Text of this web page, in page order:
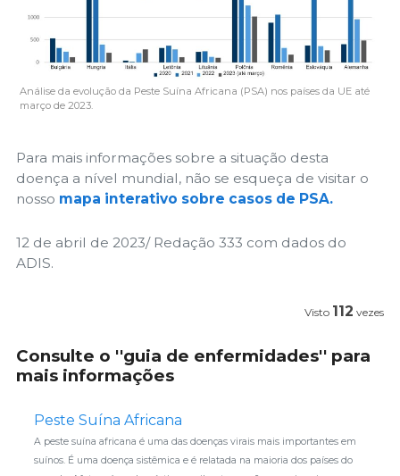
Análise da evolução da Peste Suína Africana (PSA) nos países da UE até
março de 2023.
Para mais informações sobre a situação desta
doença a nível mundial, não se esqueça de visitar o
nosso mapa interativo sobre casos de PSA.
12 de abril de 2023/ Redação 333 com dados do
ADIS.
Visto 112 vezes
Consulte o ''guia de enfermidades'' para
mais informações
Peste Suína Africana
A peste suína africana é uma das doenças virais mais importantes em
suínos. É uma doença sistêmica e é relatada na maioria dos países do